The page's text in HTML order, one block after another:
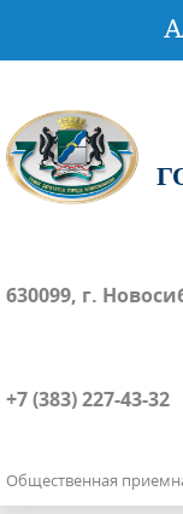
630099, г.
+7 (383) 227-43-32
Общественная